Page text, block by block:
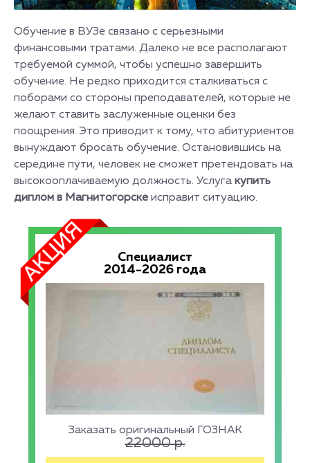
Обучение в ВУЗе связано с серьезными
финансовыми тратами. Далеко не все располагают
требуемой суммой, чтобы успешно завершить
обучение. Не редко приходится сталкиваться с
поборами со стороны преподавателей, которые не
желают ставить заслуженные оценки без
поощрения. Это приводит к тому, что абитуриентов
вынуждают бросать обучение. Остановившись на
середине пути, человек не сможет претендовать на
высокооплачиваемую должность. Услугакупить
диплом в Магнитогорске исправит ситуацию.
Специалист
2014-2026 года
Заказать оригинальный ГОЗНАК
22000р.